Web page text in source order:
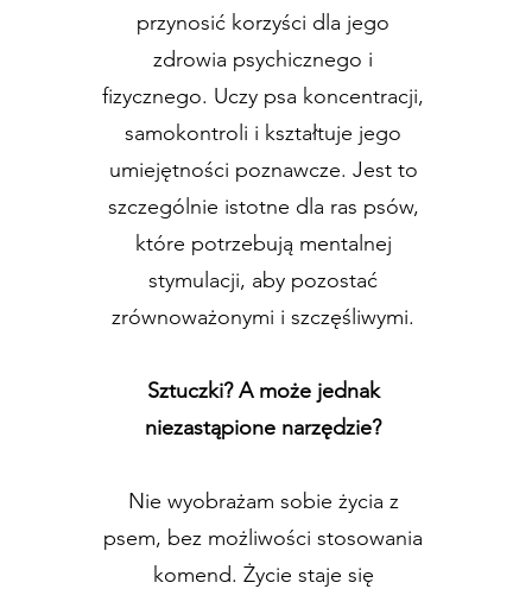
przynosić korzyści dla jego
zdrowia psychicznego i
fizycznego. Uczy psa koncentracji,
samokontroli i kształtuje jego
umiejętności poznawcze. Jest to
szczególnie istotne dla ras psów,
które potrzebują mentalnej
stymulacji, aby pozostać
zrównoważonymi i szczęśliwymi.
Sztuczki? A może jednak
niezastąpione narzędzie?
Nie wyobrażam sobie życia z
psem, bez możliwości stosowania
komend. Życie staje się